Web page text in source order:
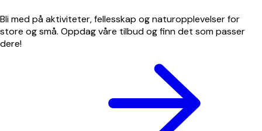
Bli med på aktiviteter, fellesskap og naturopplevelser for
store og små. Oppdag våre tilbud og finn det som passer
dere!